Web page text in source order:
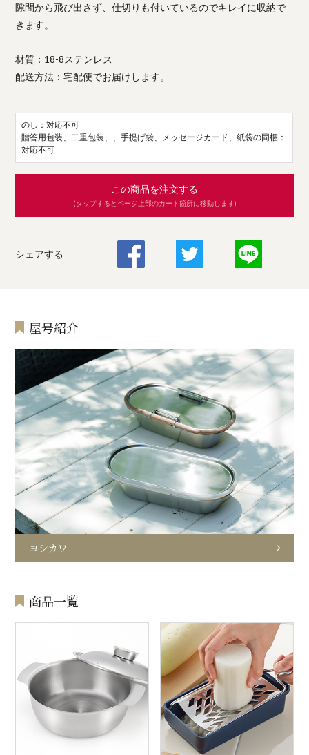
隙間から飛び出さず、仕切りも付いているのでキレイに収納で
きます。
材質：18-8ステンレス
配送方法：宅配便でお届けします。
のし：対応不可
贈答用包装、二重包装、、手提げ袋、メッセージカード、紙袋の同梱：
対応不可
この商品を注文する
(タップするとページ上部のカート箇所に移動します)
シェアする
屋号紹介
ヨシカワ
商品一覧